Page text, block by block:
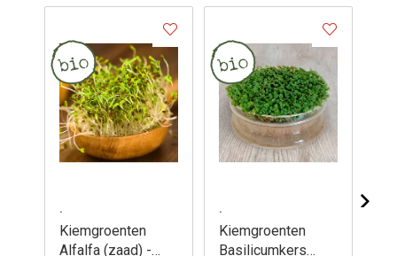
.
Kiemgroenten
Alfalfa (zaad) -
.
Kiemgroenten
Basilicumkers